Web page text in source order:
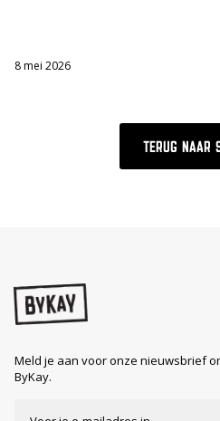
8 mei 2026
TERUG NAAR
Meld je aan voor onze nieuwsbrief
ByKay.